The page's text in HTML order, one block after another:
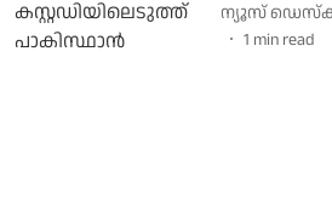
ന്യൂസ്
1 min read